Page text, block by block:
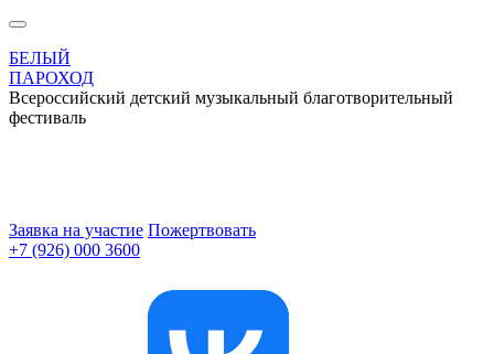
БЕЛЫЙ
ПАРОХОД
Всероссийский детский музыкальный благотворительный
фестиваль
Заявка на участие Пожертвовать
+7 (926) 000 3600